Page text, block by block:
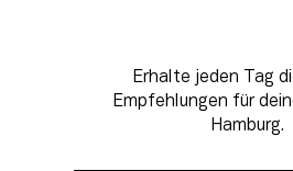
Erhalte jeden Tag
Empfehlungen für
Hamburg.